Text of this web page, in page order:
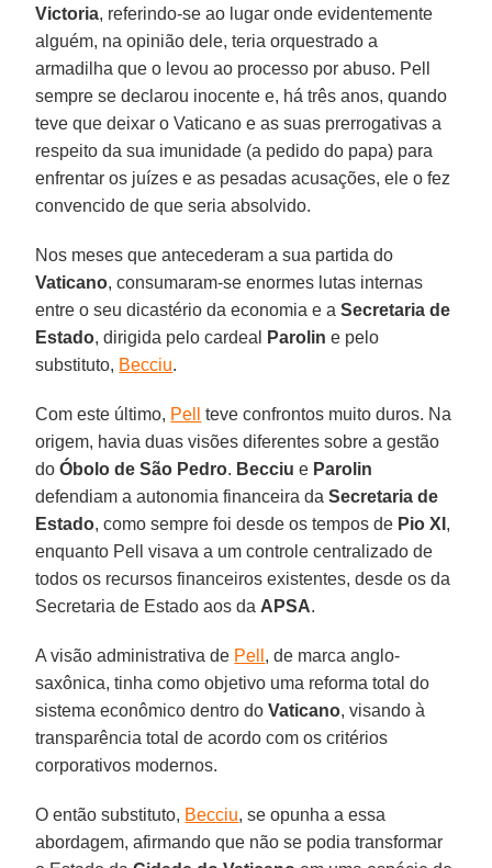
Victoria, referindo-se ao lugar onde evidentemente
alguém, na opinião dele, teria orquestrado a
armadilha que o levou ao processo por abuso. Pell
sempre se declarou inocente e, há três anos, quando
teve que deixar o Vaticano e as suas prerrogativas a
respeito da sua imunidade (a pedido do papa) para
enfrentar os juízes e as pesadas acusações, ele o fez
convencido de que seria absolvido.
Nos meses que antecederam a sua partida do
Vaticano, consumaram-se enormes lutas internas
entre o seu dicastério da economia e aSecretaria de
Estado, dirigida pelo cardeal Parolin e pelo
substituto, Becciu.
Com este último, Pell
teve confrontos muito duros. Na
origem, havia duas visões diferentes sobre a gestão
doÓbolo de São Pedro. Becciu e Parolin
defendiam a autonomia financeira daSecretaria de
Estado, como sempre foi desde os tempos de Pio XI ,
enquanto Pell visava a um controle centralizado de
todos os recursos financeiros existentes, desde os da
Secretaria de Estado aos da APSA.
A visão administrativa de Pell , de marca anglo-
saxônica, tinha como objetivo uma reforma total do
sistema econômico dentro doVaticano, visando à
transparência total de acordo com os critérios
corporativos modernos.
O então substituto, Becciu, se opunha a essa
abordagem, afirmando que não se podia transformar